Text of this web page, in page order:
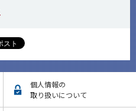
個人情報の
取り扱いについて